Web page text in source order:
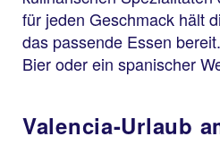
für jeden Geschmack hält
das passende Essen
Bier oder ein spanischer
Valencia-Urlaub